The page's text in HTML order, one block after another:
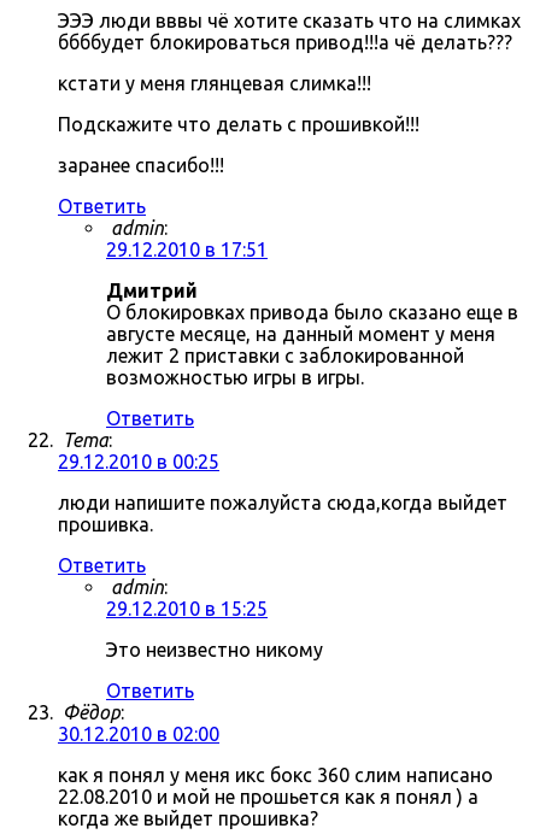
ЭЭЭ люди вввы чё хотите сказать что на слимках
ббббудет блокироваться привод!!!а чё делать???
кстати у меня глянцевая слимка!!!
Подскажите что делать с прошивкой!!!
заранее спасибо!!!
Ответить
admin:
29.12.2010 в 17:51
Дмитрий
О блокировках привода было сказано еще в
августе месяце, на данный момент у меня
лежит 2 приставки с заблокированной
возможностью игры в игры.
Ответить
Tema:
29.12.2010 в 00:25
люди напишите пожалуйста сюда,когда выйдет
прошивка.
Ответить
admin:
29.12.2010 в 15:25
Это неизвестно никому
Ответить
Фёдор:
30.12.2010 в 02:00
как я понял у меня икс бокс 360 слим написано
22.08.2010 и мой не прошьется как я понял ) а
когда же выйдет прошивка?